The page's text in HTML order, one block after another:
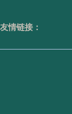
友情链接：